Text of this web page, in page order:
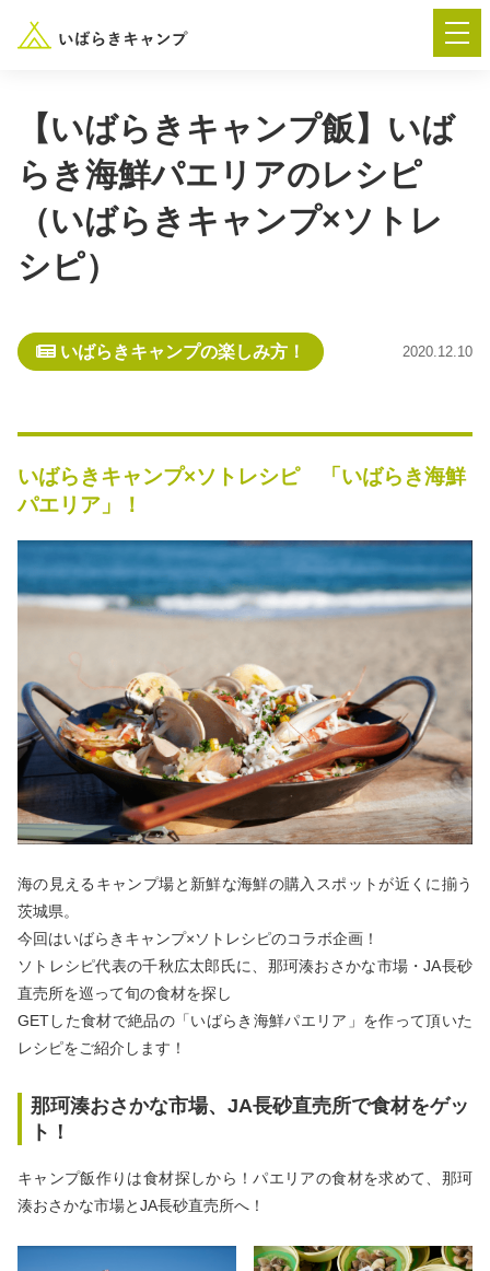
― AUTUMN FESTA 2026 ―
イベント-トップ
イベント情報 春夏キャンプ
秋冬キャンプ
川辺キャンプ
利用規約
プライバシーポリシー
【いばらきキャンプ飯】いば
らき海鮮パエリアのレシピ
（いばらきキャンプ×ソトレ
シピ）
いばらきキャンプの楽しみ方！ 2020.12.10
いばらきキャンプ×ソトレシピ 「いばらき海鮮
パエリア」！
海の見えるキャンプ場と新鮮な海鮮の購入スポットが近くに揃う
茨城県。
今回はいばらきキャンプ×ソトレシピのコラボ企画！
ソトレシピ代表の千秋広太郎氏に、那珂湊おさかな市場・JA長砂
直売所を巡って旬の食材を探し
GETした食材で絶品の「いばらき海鮮パエリア」を作って頂いた
レシピをご紹介します！
那珂湊おさかな市場、JA長砂直売所で食材をゲッ
ト！
キャンプ飯作りは食材探しから！パエリアの食材を求めて、那珂
湊おさかな市場とJA長砂直売所へ！